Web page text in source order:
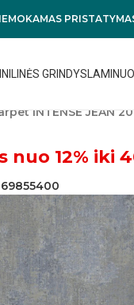
GRINDYS
INTENSE JEAN
12% iki